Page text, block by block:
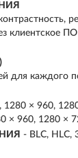
клиентское
для каждого
1280 × 960,
× 960, 1280 ×
- BLC, HLC,